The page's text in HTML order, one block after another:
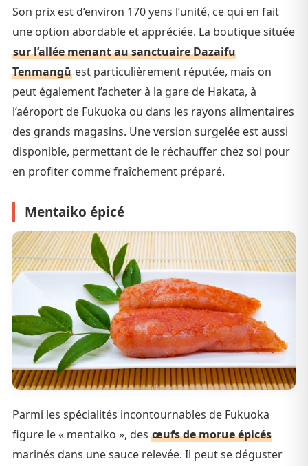
Son prix est d’environ 170 yens l’unité, ce qui en fait
une option abordable et appréciée. La boutique située
sur l’allée menant au sanctuaire Dazaifu
Tenmangū est particulièrement réputée, mais on
peut également l’acheter à la gare de Hakata, à
l’aéroport de Fukuoka ou dans les rayons alimentaires
des grands magasins. Une version surgelée est aussi
disponible, permettant de le réchauffer chez soi pour
en profiter comme fraîchement préparé.
Mentaiko épicé
Parmi les spécialités incontournables de Fukuoka
figure le « mentaiko », des œufs de morue épicés
marinés dans une sauce relevée. Il peut se déguster